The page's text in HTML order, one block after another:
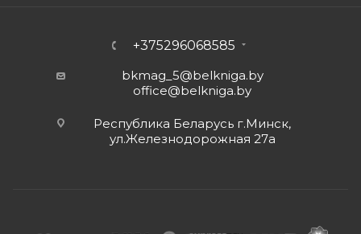
+375296068585
bkmag_5@belkniga.by
office@belkniga.by
Республика Беларусь г.Минск,
ул.Железнодорожная 27а